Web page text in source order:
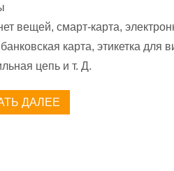
вещей, смарт-карта,
карта, этикетка для
цепь и т. Д.
ДАЛЕЕ